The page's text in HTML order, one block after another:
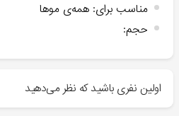
مناسب برای: همه‌ی موها
حجم:
اولین نفری باشید که نظر می‌دهید